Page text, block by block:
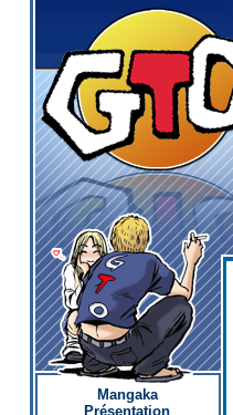
Mangaka
Présentation